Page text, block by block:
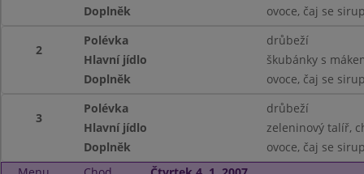
Doplněk
ovoce, čaj se
2
Polévka
drůbeží
Hlavní jídlo
škubánky s
Doplněk
ovoce, čaj se
3
Polévka
drůbeží
Hlavní jídlo
zeleninový talíř,
Doplněk
ovoce, čaj se